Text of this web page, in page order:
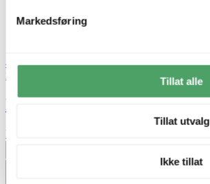
Markedsføring
Tillat alle
Tillat utvalg
Ikke tillat
40% ved kjøp av 2 eller flere
Nova Life
Molly skjerm kipp 20cm sort
kr 199,-